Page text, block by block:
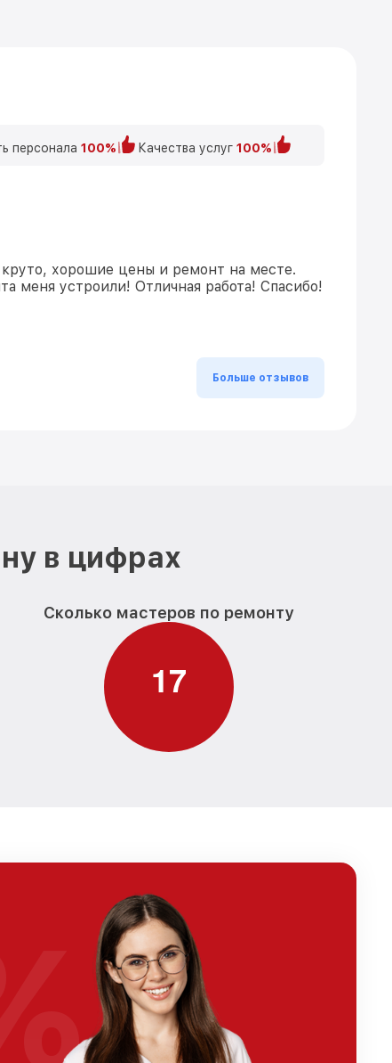
персонала 100% Качества услуг 100%
хорошие цены и ремонт на месте.
меня устроили! Отличная работа! Спасибо!
Больше отзывов
в цифрах
Сколько мастеров по ремонту
17
%